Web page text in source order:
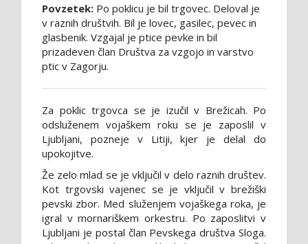
Povzetek: Po poklicu je bil trgovec. Deloval je
v raznih društvih. Bil je lovec, gasilec, pevec in
glasbenik. Vzgajal je ptice pevke in bil
prizadeven član Društva za vzgojo in varstvo
ptic v Zagorju.
Za poklic trgovca se je izučil v Brežicah. Po
odsluženem vojaškem roku se je zaposlil v
Ljubljani, pozneje v Litiji, kjer je delal do
upokojitve.
Že zelo mlad se je vključil v delo raznih društev.
Kot trgovski vajenec se je vključil v brežiški
pevski zbor. Med služenjem vojaškega roka, je
igral v mornariškem orkestru. Po zaposlitvi v
Ljubljani je postal član Pevskega društva Sloga.